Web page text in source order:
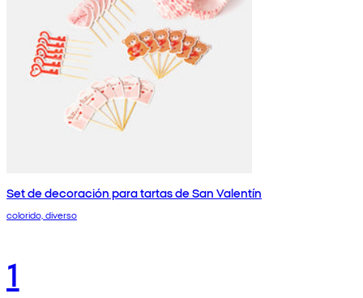
Set de decoración para tartas de San Valentín
colorido, diverso
1